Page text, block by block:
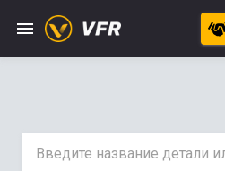
menu